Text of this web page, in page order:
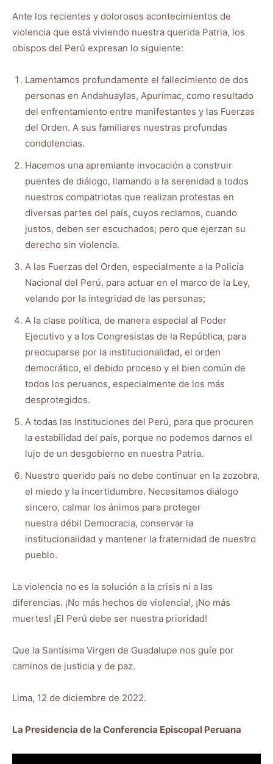
Ante los recientes y dolorosos acontecimientos de
violencia que está viviendo nuestra querida Patria, los
obispos del Perú expresan lo siguiente:
Lamentamos profundamente el fallecimiento de dos
personas en Andahuaylas, Apurímac, como resultado
del enfrentamiento entre manifestantes y las Fuerzas
del Orden. A sus familiares nuestras profundas
condolencias.
Hacemos una apremiante invocación a construir
puentes de diálogo, llamando a la serenidad a todos
nuestros compatriotas que realizan protestas en
diversas partes del país, cuyos reclamos, cuando
justos, deben ser escuchados; pero que ejerzan su
derecho sin violencia.
A las Fuerzas del Orden, especialmente a la Policía
Nacional del Perú, para actuar en el marco de la Ley,
velando por la integridad de las personas;
A la clase política, de manera especial al Poder
Ejecutivo y a los Congresistas de la República, para
preocuparse por la institucionalidad, el orden
democrático, el debido proceso y el bien común de
todos los peruanos, especialmente de los más
desprotegidos.
A todas las Instituciones del Perú, para que procuren
la estabilidad del país, porque no podemos darnos el
lujo de un desgobierno en nuestra Patria.
Nuestro querido país no debe continuar en la zozobra,
el miedo y la incertidumbre. Necesitamos diálogo
sincero, calmar los ánimos para proteger
nuestra débil Democracia, conservar la
institucionalidad y mantener la fraternidad de nuestro
pueblo.
La violencia no es la solución a la crisis ni a las
diferencias. ¡No más hechos de violencia!, ¡No más
muertes! ¡El Perú debe ser nuestra prioridad!
Que la Santísima Virgen de Guadalupe nos guíe por
caminos de justicia y de paz.
Lima, 12 de diciembre de 2022.
La Presidencia de la Conferencia Episcopal Peruana